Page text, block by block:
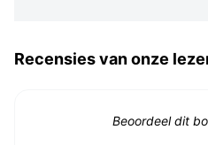
Recensies van onze
Beoordeel dit